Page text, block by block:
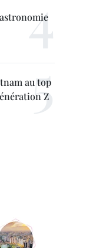
au top
Z